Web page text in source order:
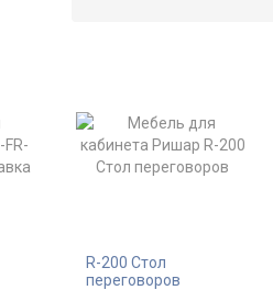
R-200 Стол
переговоров